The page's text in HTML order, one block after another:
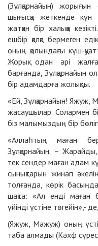
(Зұлқарнайын)
шығысқа жеткенде күн
жатқан бір халыққа
ешбір қалқа бермеген
оның қолындағы күш-
Жорық одан әрі
барғанда, Зұлқарнайын
бір адамдарға жолықты.
«Ей, Зұлқарнайын! Яжуж,
жасаушылар. Солармен
біз малымыздың бір
«Аллаһтың маған
Зұлқарнайын. – Жарайды,
тек сендер маған адам
сынықтарын жинап
толғанда, көрік
шақта: «Ал енді маған
үйінді үстіне төгейін»,-
(Яжуж, Мажуж) оның
таба алмады (Кәхф